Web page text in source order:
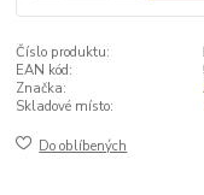
Číslo produktu:
EAN kód:
Značka:
Skladové místo:
Do oblíbených